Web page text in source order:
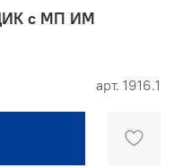
арт. 1916.1
с МП ИМ